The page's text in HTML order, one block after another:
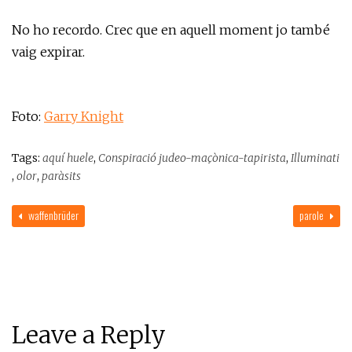
No ho recordo. Crec que en aquell moment jo també
vaig expirar.
Foto: Garry Knight
Tags: aquí huele, Conspiració judeo-maçònica-tapirista, Illuminati
, olor, paràsits
parole
waffenbrüder
Leave a Reply